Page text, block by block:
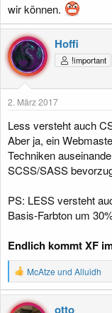
wir können.
Hoffi
!important
2. März 2017
Less versteht auch
Aber ja, ein
Techniken
SCSS/SASS
PS: LESS versteht
Basis-Farbton um
Endlich kommt XF
R
e
a
k
McAtze und Alluidh
otto